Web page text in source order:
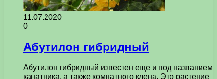
11.07.2020
0
Абутилон гибридный
Абутилон гибридный известен еще и под названием
канатника, а также комнатного клена. Это растение